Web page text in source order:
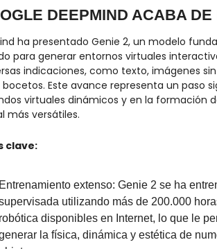
DEEPMIND ACABA
ha presentado Genie 2, un modelo
para generar entornos virtuales
indicaciones, como texto, imágenes
bocetos. Este avance representa un paso
virtuales dinámicos y en la formación
más versátiles.
clave:
extenso: Genie 2 se ha
utilizando más de 200.000
disponibles en Internet, lo que le
la física, dinámica y estética de